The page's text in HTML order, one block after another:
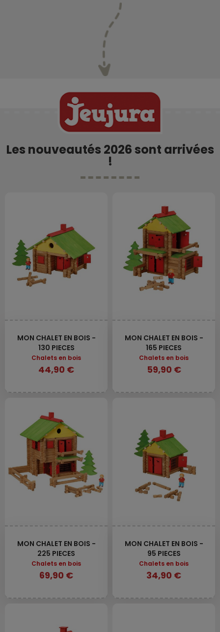
Les nouveautés 2026 sont arrivées
!
MON CHALET EN BOIS -
130 PIECES
Chalets en bois
44,90 €
MON CHALET EN BOIS -
165 PIECES
Chalets en bois
59,90 €
MON CHALET EN BOIS -
225 PIECES
Chalets en bois
69,90 €
MON CHALET EN BOIS -
95 PIECES
Chalets en bois
34,90 €